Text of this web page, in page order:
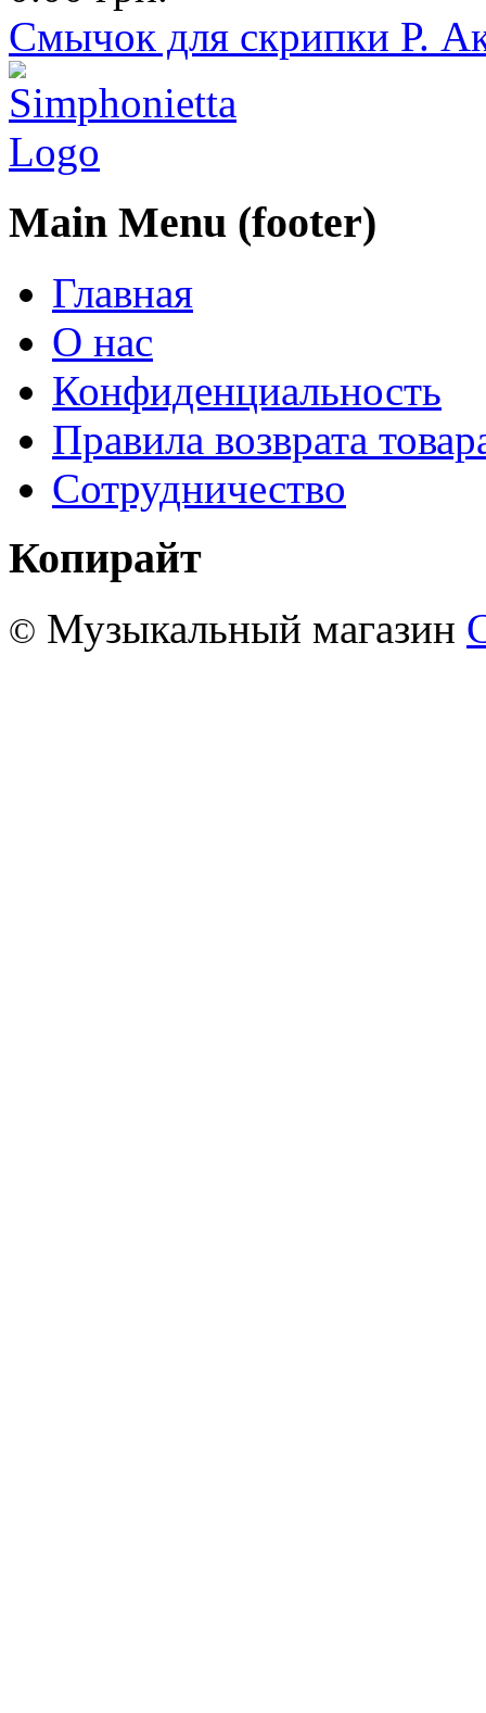
Смычок для скрипки Р.
Main Menu (footer)
Главная
О нас
Конфиденциальность
Правила возврата
Сотрудничество
Копирайт
© Музыкальный магазин